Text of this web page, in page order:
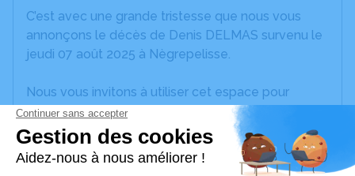
C’est avec une grande tristesse que nous vous
annonçons le décès de Denis DELMAS survenu le
jeudi 07 août 2025 à Nègrepelisse.
Nous vous invitons à utiliser cet espace pour
laisser vos condoléances, partager des photos
souvenirs, une anecdote ou exprimer vos pensées
à travers des poèmes ou des textes. Cet endroit
est un lieu d'expression dédié à honorer la